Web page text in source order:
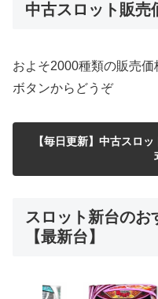
中古スロット販売
およそ2000種類の販売
ボタンからどうぞ
【毎日更新】中古スロ
スロット新台のお
【最新台】